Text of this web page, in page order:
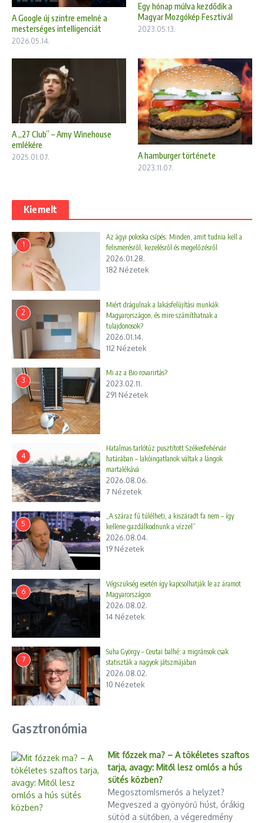
A Google új szintre emelné a
mesterséges intelligenciát
2026.05.14.
Egy hónap múlva kezdődik a
Magyar Mozgókép Fesztivál
2023.05.13.
A „27 Club” – Amy Winehouse
emlékére
2025.01.07. A hamburger története
2023.11.07.
Kiemelt
1
Az ágyi poloska csípés: Minden, amit tudnia kell a
felismerésről, kezelésről és megelőzésről
2026.01.28.
182 Nézetek
2
Miért drágulnak a lakásfelújítási munkák
Magyarországon, és mire számíthatnak a
tulajdonosok?
2026.01.14.
112 Nézetek
3
Mi az a Bio rovarirtás?
2023.02.11.
291 Nézetek
4
Hatalmas tarlótűz pusztított Székesfehérvár
határában – lakóingatlanok váltak a lángok
martalékává
2026.08.06.
7 Nézetek
5
„A száraz fű túlélheti, a kiszáradt fa nem – így
kellene gazdálkodnunk a vízzel”
2026.08.04.
19 Nézetek
6
Végszükség esetén így kapcsolhatják le az áramot
Magyarországon
2026.08.02.
14 Nézetek
7
Suha György – Ceutai balhé: a migránsok csak
statiszták a nagyok játszmájában
2026.08.02.
10 Nézetek
Gasztronómia
Mit főzzek ma? – A tökéletes szaftos
tarja, avagy: Mitől lesz omlós a hús
sütés közben?
MegosztomIsmerős a helyzet?
Megveszed a gyönyörű húst, órákig
sütöd a sütőben, a végeredmény